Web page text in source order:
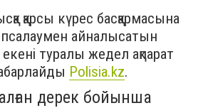
қарсы күрес басқармасына
айналысатын
екені туралы жедел ақпарат
Polisia.kz.
дерек бойынша